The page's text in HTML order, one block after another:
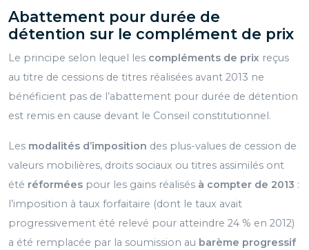
Abattement pour durée de
détention sur le complément de prix
Le principe selon lequel les compléments de prix reçus
au titre de cessions de titres réalisées avant 2013 ne
bénéficient pas de l’abattement pour durée de détention
est remis en cause devant le Conseil constitutionnel.
Les modalités d’imposition des plus-values de cession de
valeurs mobilières, droits sociaux ou titres assimilés ont
été réformées pour les gains réalisés à compter de 2013 :
l’imposition à taux forfaitaire (dont le taux avait
progressivement été relevé pour atteindre 24 % en 2012)
a été remplacée par la soumission au barème progressif